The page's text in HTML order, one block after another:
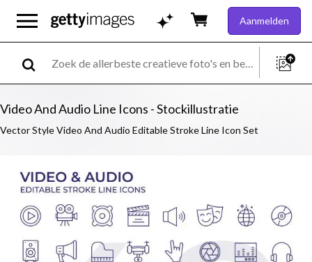
Aanmelden
Video And Audio Line Icons - Stockillustratie
Vector Style Video And Audio Editable Stroke Line Icon Set